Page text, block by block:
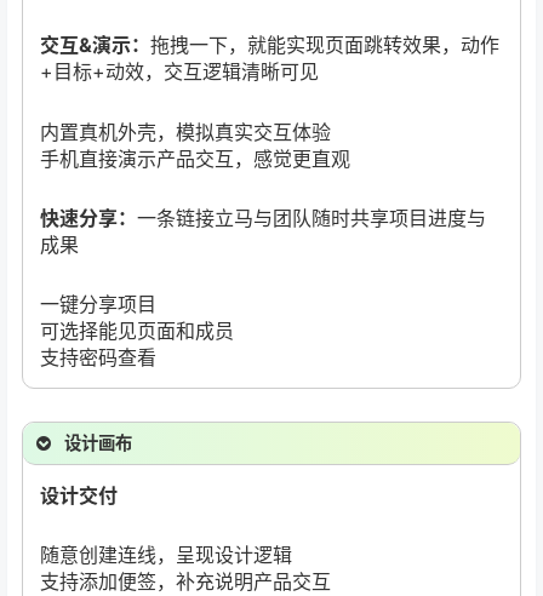
交互&演示： 拖拽一下，就能实现页面跳转效果，动作
+目标+动效，交互逻辑清晰可见
内置真机外壳，模拟真实交互体验
手机直接演示产品交互，感觉更直观
快速分享： 一条链接立马与团队随时共享项目进度与
成果
一键分享项目
可选择能见页面和成员
支持密码查看
设计画布
设计交付
随意创建连线，呈现设计逻辑
支持添加便签，补充说明产品交互